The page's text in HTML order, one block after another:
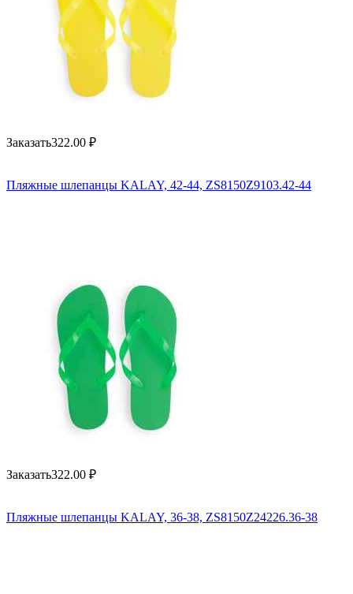
Заказать322.00 ₽
Пляжные шлепанцы KALAY, 42-44, ZS8150Z9103.42-44
Заказать322.00 ₽
Пляжные шлепанцы KALAY, 36-38, ZS8150Z24226.36-38